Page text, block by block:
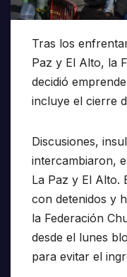
Tras los
Paz y El Alto, la
decidió
incluye el cierre
Discusiones,
intercambiaron,
La Paz y El Alto.
con detenidos y
la Federación
desde el lunes
para evitar el